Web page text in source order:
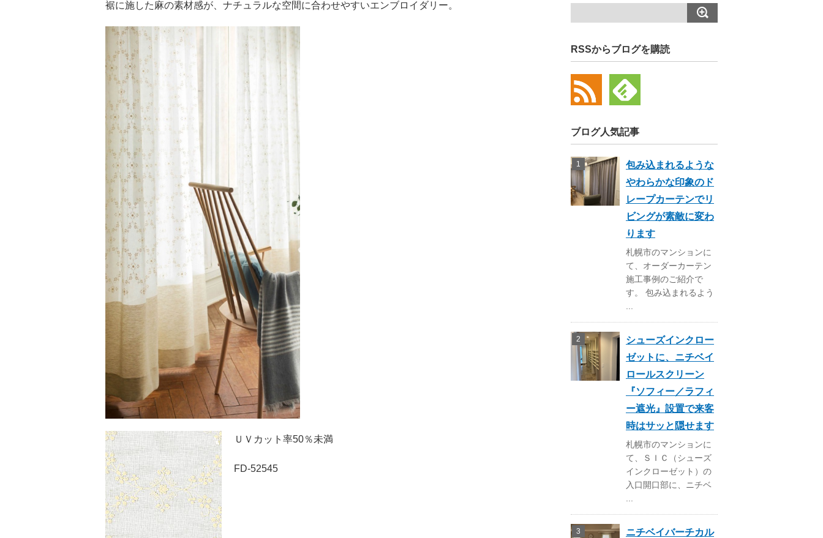
裾に施した麻の素材感が、ナチュラルな空間に合わせやすいエンブロイダリー。
ＵＶカット率50％未満
FD-52545
RSSからブログを購読
ブログ人気記事
包み込まれるような
やわらかな印象のド
レープカーテンでリ
ビングが素敵に変わ
ります
札幌市のマンションに
て、オーダーカーテン
施工事例のご紹介で
す。 包み込まれるよう
シューズインクロー
ゼットに、ニチベイ
ロールスクリーン
『ソフィー／ラフィ
ー遮光』設置で来客
時はサッと隠せます
札幌市のマンションに
て、ＳＩＣ（シューズ
インクローゼット）の
入口開口部に、ニチベ
ニチベイバーチカル